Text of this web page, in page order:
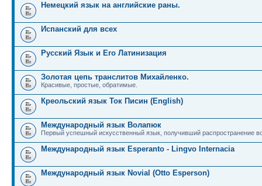
Немецкий язык на английские раны.
Испанский для всех
Русский Язык и Его Латинизация
Золотая цепь транслитов Михайленко.
Красивые, простые, обратимые.
Креольский язык Ток Писин (English)
Международный язык Волапюк
Первый успешный искусственный язык, получивший распространение
Международный язык Esperanto - Lingvo Internacia
Международный язык Novial (Otto Esperson)